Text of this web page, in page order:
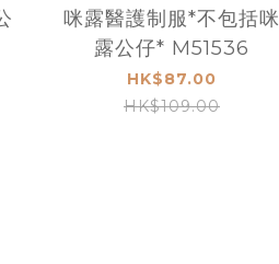
咪露醫護制服*不包括咪
露公仔* M51536
HK$87.00
HK$109.00